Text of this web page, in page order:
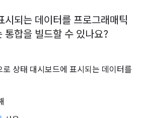
시되는 데이터를 프로그래매틱
통합을 빌드할 수 있나요?
로 상태 대시보드에 표시되는 데이터를